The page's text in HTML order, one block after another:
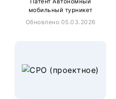
мобильный турникет
Обновлено 05.03.2026